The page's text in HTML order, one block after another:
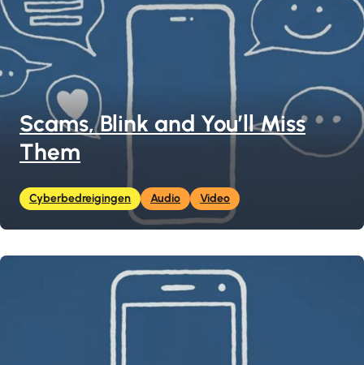
Scams, Blink and You’ll Miss
Them
Cyberbedreigingen Audio Video